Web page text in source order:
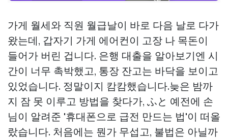
가게 월세와 직원 월급날이 바로 다음 날로 다가
왔는데, 갑자기 가게 에어컨이 고장 나 목돈이
들어가 버린 겁니다. 은행 대출을 알아보기엔 시
간이 너무 촉박했고, 통장 잔고는 바닥을 보이고
있었습니다. 정말이지 캄캄했습니다.늦은 밤까
지 잠 못 이루고 방법을 찾다가, ふと 예전에 손
님이 알려준 '휴대폰으로 급전 만드는 법'이 떠올
랐습니다. 처음에는 뭔가 무섭고, 불법은 아닐까